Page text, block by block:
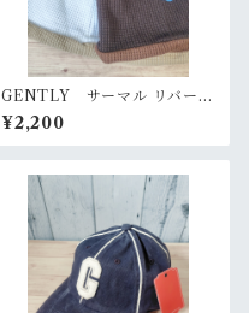
GENTLY サーマル リバーシ
ブル ルーズワッチ RankS
¥2,200